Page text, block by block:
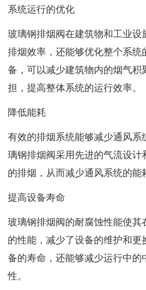
系统运行的优化
玻璃钢排烟阀在建筑物和工业设
排烟效率，还能够优化整个系统
备，可以减少建筑物内的烟气积
担，提高整体系统的运行效率。
降低能耗
有效的排烟系统能够减少通风系
璃钢排烟阀采用先进的气流设计
的排烟，从而减少通风系统的能
提高设备寿命
玻璃钢排烟阀的耐腐蚀性能使
的性能，减少了设备的维护和
备的寿命，还能够减少运行中
性。